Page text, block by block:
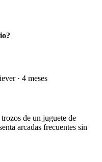
· 4 meses
de un juguete de
arcadas frecuentes sin